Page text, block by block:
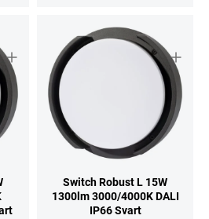
Switch Robust L 15W
1300lm 3000/4000K DALI
IP66 Svart